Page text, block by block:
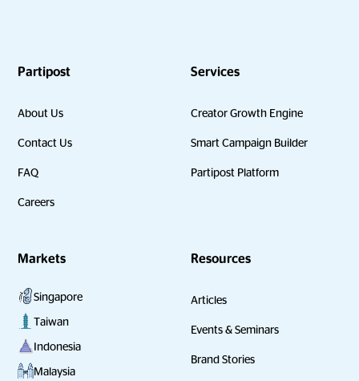
Partipost
About Us
Contact Us
FAQ
Careers
Services
Creator Growth Engine
Smart Campaign Builder
Partipost Platform
Markets
Singapore
Taiwan
Indonesia
Malaysia
Resources
Articles
Events & Seminars
Brand Stories